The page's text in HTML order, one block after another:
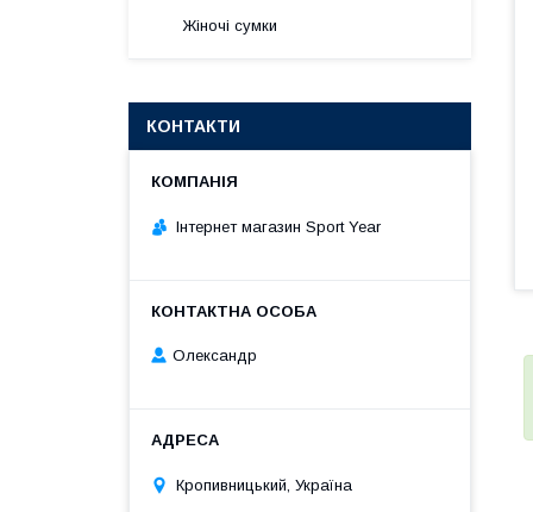
Жіночі сумки
КОНТАКТИ
Інтернет магазин Sport Year
Олександр
Кропивницький, Україна